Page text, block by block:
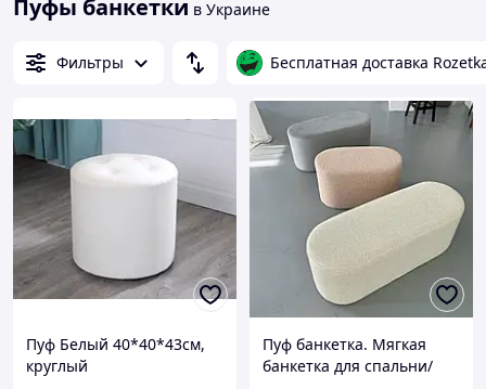
Пуфы банкетки в Украине
Фильтры Бесплатная доставка
Пуф Белый 40*40*43см,
круглый
Пуф банкетка. Мягкая
банкетка для спальни/